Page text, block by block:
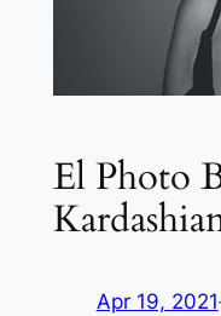
El Photo
Apr 19, 2021